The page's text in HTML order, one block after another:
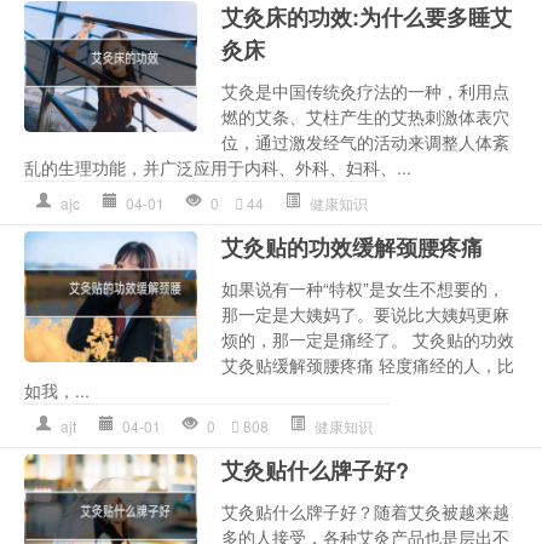
艾灸床的功效:为什么要多睡艾
灸床
艾灸是中国传统灸疗法的一种，利用点
燃的艾条、艾柱产生的艾热刺激体表穴
位，通过激发经气的活动来调整人体紊
乱的生理功能，并广泛应用于内科、外科、妇科、...
ajc 04-01 0 44 健康知识
艾灸贴的功效缓解颈腰疼痛
如果说有一种“特权”是女生不想要的，
那一定是大姨妈了。要说比大姨妈更麻
烦的，那一定是痛经了。 艾灸贴的功效
艾灸贴缓解颈腰疼痛 轻度痛经的人，比
如我，...
ajt 04-01 0 808 健康知识
艾灸贴什么牌子好?
艾灸贴什么牌子好？随着艾灸被越来越
多的人接受，各种艾灸产品也是层出不